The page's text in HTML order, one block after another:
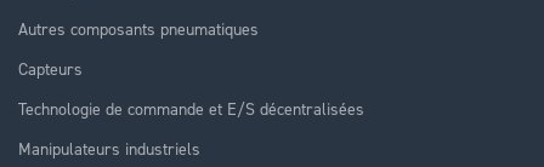
Autres composants pneumatiques
Capteurs
Technologie de commande et E/S décentralisées
Manipulateurs industriels